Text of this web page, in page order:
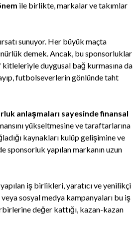
ile birlikte, markalar ve takımlar
sunuyor. Her büyük maçta
demek. Ancak, bu sponsorluklar
kitleleriyle duygusal bağ kurmasına da
futbolseverlerin gönlünde taht
anlaşmaları sayesinde finansal
yükseltmesine ve taraftarlarına
kaynakları kulüp gelişimine ve
sponsorluk yapılan markanın uzun
iş birlikleri, yaratıcı ve yenilikçi
sosyal medya kampanyaları bu iş
değer kattığı, kazan-kazan